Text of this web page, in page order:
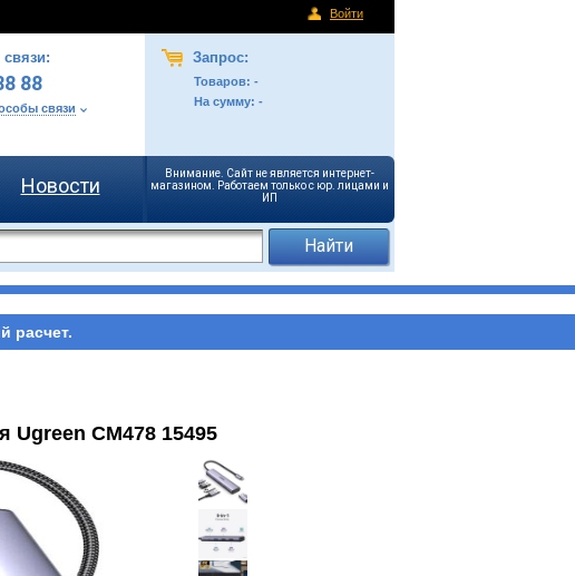
Войти
88
связи
Запрос:
Товаров: -
На сумму: -
Новости
Внимание. Сайт не является интернет-
магазином. Работаем только с юр. лицами и
ИП
расчет.
Ugreen CM478 15495